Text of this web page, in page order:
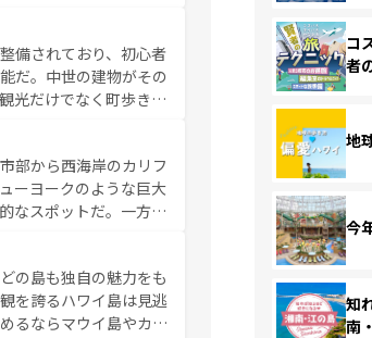
備されており、初心者
だ。中世の建物がその
光だけでなく町歩きも
お、新着
部から西海岸のカリフ
ーヨークのような巨大
なスポットだ。一方、
が融合した独特の文化
多様性と豊かな歴史を
リカならではの贅沢な
てほしい。
の島も独自の魅力をも
を誇るハワイ島は見逃
るならマウイ島やカウ
コ
者
地
今
知
南